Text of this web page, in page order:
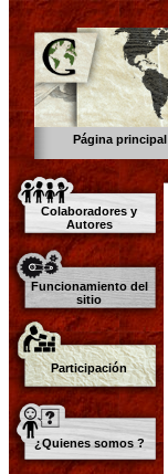
Página principal
Colaboradores y
Autores
Funcionamiento del
sitio
Participación
¿Quienes somos ?